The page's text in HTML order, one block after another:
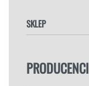
SKLEP
HOKERY
PRODUCENCI